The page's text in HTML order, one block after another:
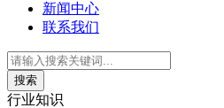
新闻中心
联系我们
行业知识